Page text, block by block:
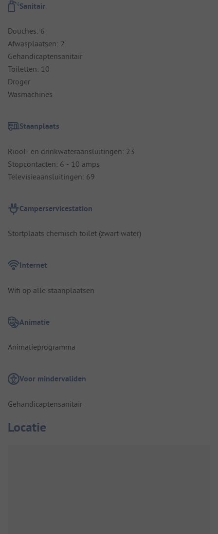
Sanitair
Douches: 6
Afwasplaatsen: 2
Gehandicaptensanitair
Toiletten: 10
Droger
Wasmachines
Staanplaats
Riool- en drinkwateraansluitingen: 23
Stopcontacten: 6 - 10 amps
Televisieaansluitingen: 69
Camperservicestation
Stortplaats chemisch toilet (zwart water)
Internet
Wifi op alle staanplaatsen
Animatie
Animatieprogramma
Voor mindervaliden
Gehandicaptensanitair
Locatie